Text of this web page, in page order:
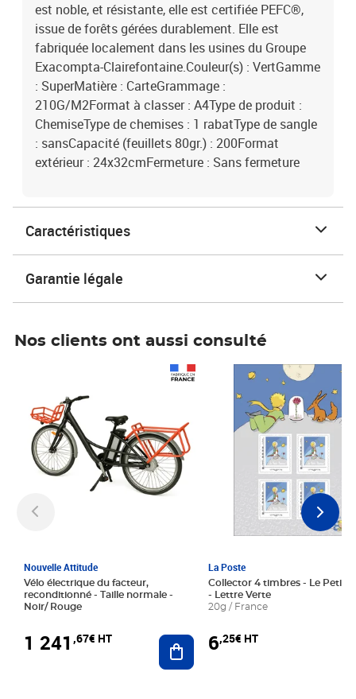
est noble, et résistante, elle est certifiée PEFC®,
issue de forêts gérées durablement. Elle est
fabriquée localement dans les usines du Groupe
Exacompta-Clairefontaine.Couleur(s) : VertGamme
: SuperMatière : CarteGrammage :
210G/M2Format à classer : A4Type de produit :
ChemiseType de chemises : 1 rabatType de sangle
: sansCapacité (feuillets 80gr.) : 200Format
extérieur : 24x32cmFermeture : Sans fermeture
Caractéristiques
Garantie légale
Nos clients ont aussi consulté
Nouvelle Attitude
Vélo électrique du facteur,
reconditionné - Taille normale -
Noir/ Rouge
1 241 ,67€ HT Ajouter au panier
La Poste
Collector 4 timbres - Le Petit
- Lettre Verte
20g / France
6,25€ HT
Prix 6,25€ HT